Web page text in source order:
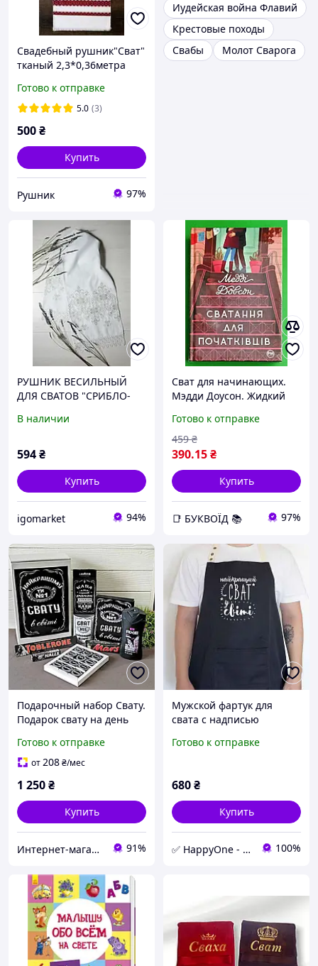
Свадебный рушник"Сват"
тканый 2,3*0,36метра
Готово к отправке
5.0 (3)
500₴
Купить
Рушник 97%
Иудейская война Флавий
Крестовые походы
Свабы
Молот Сварога
РУШНИК ВЕСИЛЬНЫЙ
ДЛЯ СВАТОВ "СРИБЛО-
В наличии
594₴
Купить
igomarket 94%
Сват для начинающих.
Мэдди Доусон. Жидкий
Готово к отправке
390.15₴
459 ₴
Купить
📑 БУКВОЇД 📚 97%
Подарочный набор Свату.
Подарок свату на день
Готово к отправке
от208₴/мес
1 250₴
Купить
Интернет-магазин "ЕXCLUSIVE" 91%
Мужской фартук для
свата с надписью
(черный)
Готово к отправке
680₴
Купить
✅ HappyOne - интернет-магазин оригинальных и полезных товаров 100%